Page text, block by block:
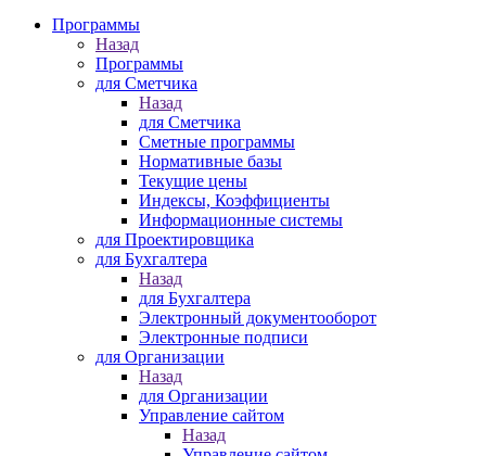
Программы
Назад
Программы
для Сметчика
Назад
для Сметчика
Сметные программы
Нормативные базы
Текущие цены
Индексы, Коэффициенты
Информационные системы
для Проектировщика
для Бухгалтера
Назад
для Бухгалтера
Электронный документооборот
Электронные подписи
для Организации
Назад
для Организации
Управление сайтом
Назад